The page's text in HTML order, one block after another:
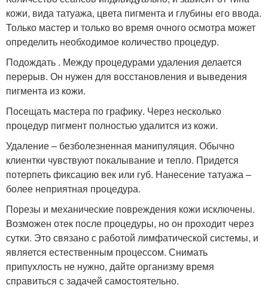
кожи, вида татуажа, цвета пигмента и глубины его ввода.
Только мастер и только во время очного осмотра может
определить необходимое количество процедур.
Подождать . Между процедурами удаления делается
перерыв. Он нужен для восстановления и выведения
пигмента из кожи.
Посещать мастера по графику. Через несколько
процедур пигмент полностью удалится из кожи.
Удаление – безболезненная манипуляция. Обычно
клиентки чувствуют покалывание и тепло. Придется
потерпеть фиксацию век или губ. Нанесение татуажа –
более неприятная процедура.
Порезы и механические повреждения кожи исключены.
Возможен отек после процедуры, но он проходит через
сутки. Это связано с работой лимфатической системы, и
является естественным процессом. Снимать
припухлость не нужно, дайте организму время
справиться с задачей самостоятельно.